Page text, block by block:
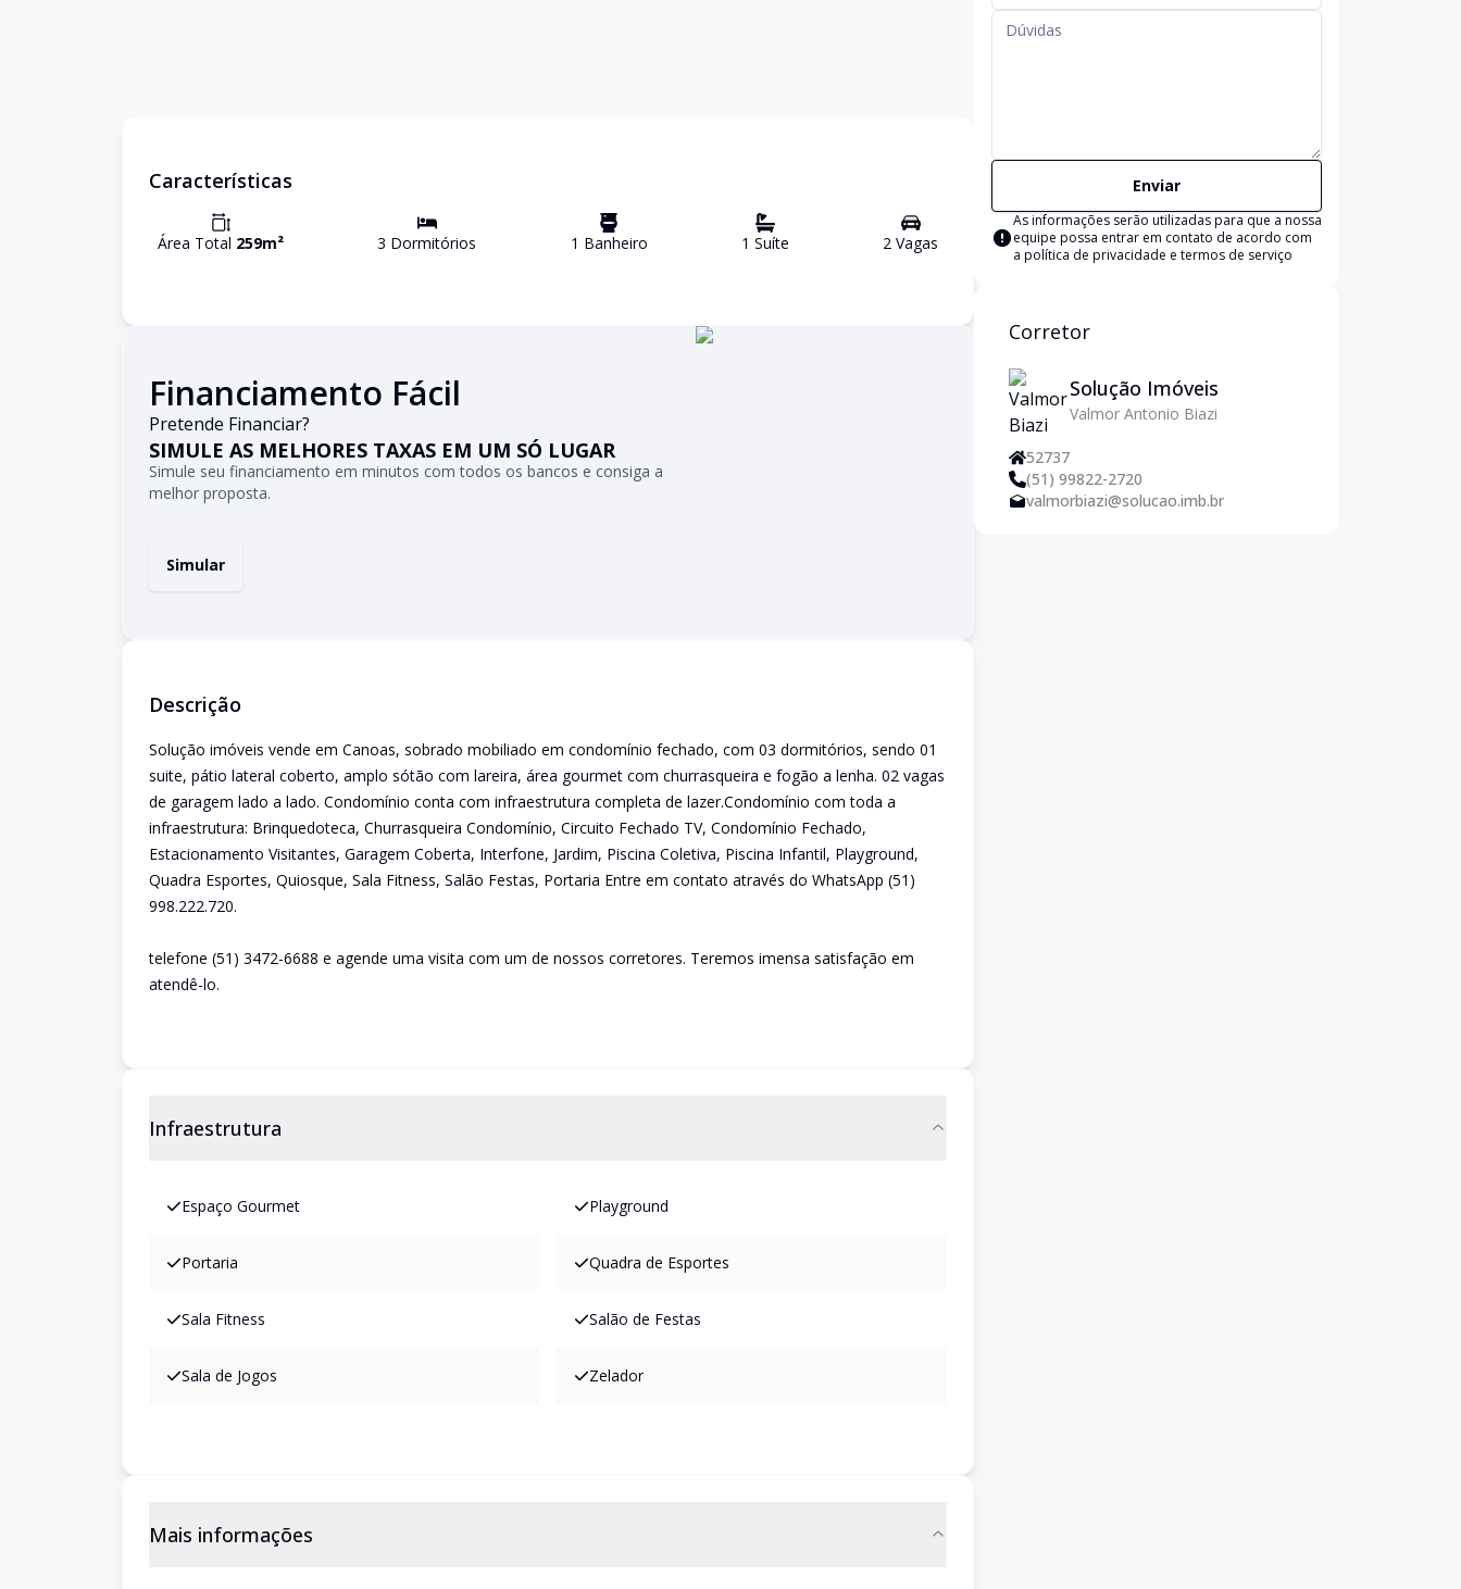
Características
Área Total 259m² 3 Dormitórios 1 Banheiro 1 Suíte 2 Vagas
Financiamento Fácil
Pretende Financiar?
SIMULE AS MELHORES TAXAS EM UM SÓ LUGAR
Simule seu financiamento em minutos com todos os bancos e consiga a
melhor proposta.
Simular
Descrição
Solução imóveis vende em Canoas, sobrado mobiliado em condomínio fechado, com 03 dormitórios, sendo 01
suite, pátio lateral coberto, amplo sótão com lareira, área gourmet com churrasqueira e fogão a lenha. 02 vagas
de garagem lado a lado. Condomínio conta com infraestrutura completa de lazer.Condomínio com toda a
infraestrutura: Brinquedoteca, Churrasqueira Condomínio, Circuito Fechado TV, Condomínio Fechado,
Estacionamento Visitantes, Garagem Coberta, Interfone, Jardim, Piscina Coletiva, Piscina Infantil, Playground,
Quadra Esportes, Quiosque, Sala Fitness, Salão Festas, Portaria Entre em contato através do WhatsApp (51)
998.222.720.
telefone (51) 3472-6688 e agende uma visita com um de nossos corretores. Teremos imensa satisfação em
atendê-lo.
Infraestrutura
Espaço Gourmet Playground
Portaria Quadra de Esportes
Sala Fitness Salão de Festas
Sala de Jogos Zelador
Mais informações
Enviar
As informações serão utilizadas para que a nossa
equipe possa entrar em contato de acordo com
a política de privacidade e termos de serviço
Corretor
Solução Imóveis
Valmor Antonio Biazi
52737
(51) 99822-2720
valmorbiazi@solucao.imb.br